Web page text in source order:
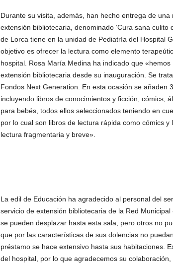
Durante su visita, además, han hecho entrega de
extensión bibliotecaria, denominado ‘Cura sana culito
de Lorca tiene en la unidad de Pediatría del Hospital
objetivo es ofrecer la lectura como elemento
hospital. Rosa María Medina ha indicado que
extensión bibliotecaria desde su inauguración. Se
Fondos Next Generation. En esta ocasión se añaden
incluyendo libros de conocimientos y ficción; cómics,
para bebés, todos ellos seleccionados teniendo en
por lo cual son libros de lectura rápida como cómics
lectura fragmentaria y breve».
La edil de Educación ha agradecido al personal del
servicio de extensión bibliotecaria de la Red
se pueden desplazar hasta esta sala, pero otros no
que por las características de sus dolencias no
préstamo se hace extensivo hasta sus habitaciones.
del hospital, por lo que agradecemos su